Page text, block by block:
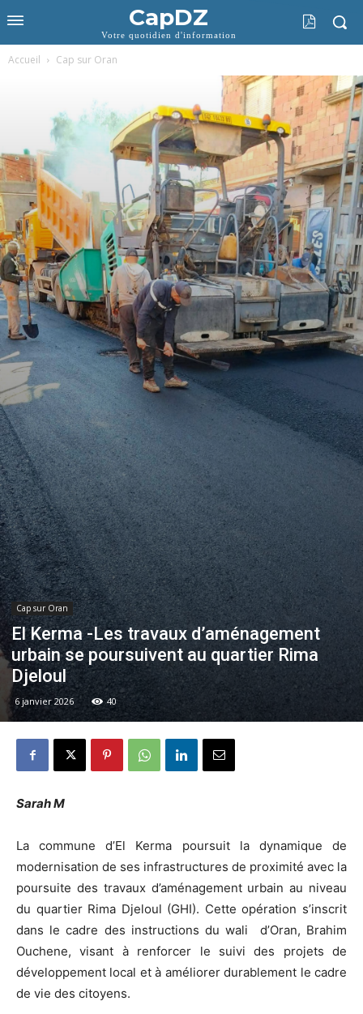
CapDZ
Votre quotidien d'information
Accueil Cap sur Oran
Cap sur Oran
El Kerma -Les travaux d’aménagement
urbain se poursuivent au quartier Rima
Djeloul
6 janvier 2026 40
Sarah M
La commune d’El Kerma poursuit la dynamique de
modernisation de ses infrastructures de proximité avec la
poursuite des travaux d’aménagement urbain au niveau
du quartier Rima Djeloul (GHI). Cette opération s’inscrit
dans le cadre des instructions du wali d’Oran, Brahim
Ouchene, visant à renforcer le suivi des projets de
développement local et à améliorer durablement le cadre
de vie des citoyens.